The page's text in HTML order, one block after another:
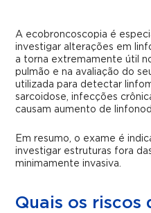
A ecobroncoscopia é
investigar alterações em
a torna extremamente útil
pulmão e na avaliação do
utilizada para detectar
sarcoidose, infecções
causam aumento de
Em resumo, o exame é
investigar estruturas fora
minimamente invasiva.
Quais os riscos